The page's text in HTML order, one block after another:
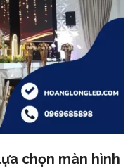
chọn màn hình